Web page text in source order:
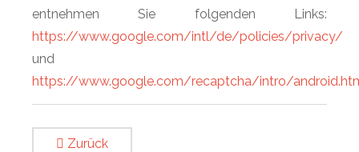
entnehmen Sie folgenden Links:
https://www.google.com/intl/de/policies/privacy/
und
https://www.google.com/recaptcha/intro/
Zurück